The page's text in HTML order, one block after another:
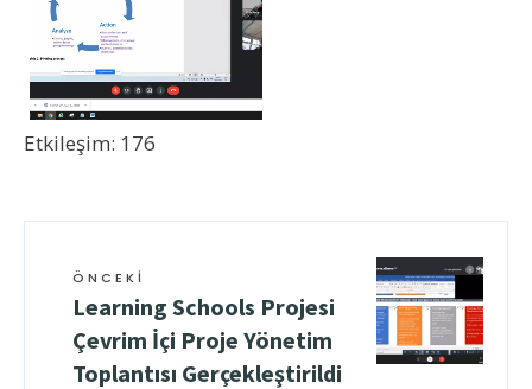
Etkileşim: 176
ÖNCEKI
Learning Schools Projesi
Çevrim İçi Proje Yönetim
Toplantısı Gerçekleştirildi